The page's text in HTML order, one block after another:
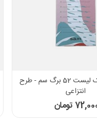
یادداشت چک لیست 52 برگ سم - طرح
انتزاعی
تومان